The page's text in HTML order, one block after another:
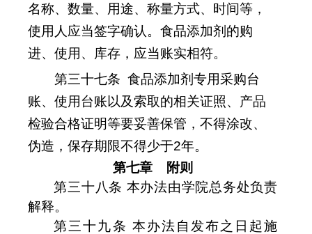
名称、数量、用途、称量方式、时间等，
使用人应当签字确认。食品添加剂的购
进、使用、库存，应当账实相符。
第三十七条 食品添加剂专用采购台
账、使用台账以及索取的相关证照、产品
检验合格证明等要妥善保管，不得涂改、
伪造，保存期限不得少于2年。
第七章
附则
第三十八条 本办法由学院总务处负责
解释。
第三十九条 本办法自发布之日起施